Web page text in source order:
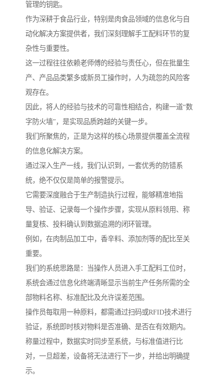
管理的钥匙。
作为深耕于食品行业，特别是肉食品领域的信息化与自
动化解决方案提供者，我们深刻理解手工配料环节的复
杂性与重要性。
这一过程往往依赖老师傅的经验与责任心，但在批量生
产、产品品类繁多或新员工操作时，人为疏忽的风险客
观存在。
因此，将人的经验与技术的可靠性相结合，构建一道“数
字防火墙”，是实现品质跨越的关键一步。
我们所聚焦的，正是为这样的核心场景提供覆盖全流程
的信息化解决方案。
通过深入生产一线，我们认识到，一套优秀的防错系
统，绝不仅仅是简单的报警提示。
它需要深度融合于生产制造执行过程，能够精准地指
导、验证、记录每一个操作步骤，实现从原料领用、称
量复核、投料确认到数据追溯的闭环管理。
例如，在肉制品加工中，香辛料、添加剂等的配比至关
重要。
我们的系统思路是：当操作人员进入手工配料工位时，
系统会通过信息化终端清晰显示当前生产任务所需的全
部物料名称、标准配比及允许误差范围。
操作员每取用一种原料，都需通过扫码或RFID技术进行
验证，系统即时核对物料是否准确、是否在有效期内。
称量过程中，数据实时同步至系统，与标准值进行比
对，一旦超差，设备将无法进行下一步，并给出明确提
示。